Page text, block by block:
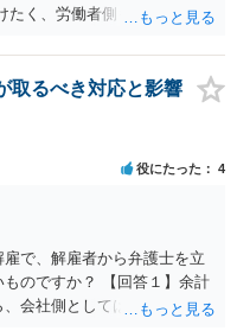
たく、労働者側も２年分いけ
取るべき対応と影響
役にたった 4
雇で、解雇者から弁護士を立
のですか？ 【回答１】余計
会社側としては面倒だと思